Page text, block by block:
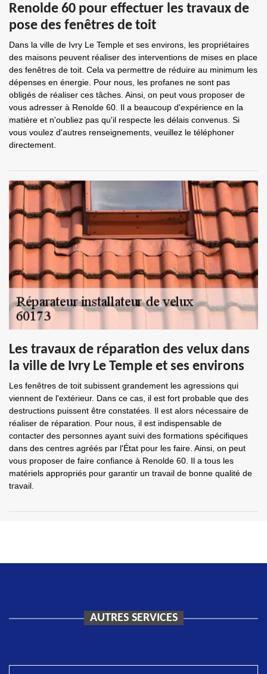
Renolde 60 pour effectuer les travaux de
pose des fenêtres de toit
Dans la ville de Ivry Le Temple et ses environs, les propriétaires
des maisons peuvent réaliser des interventions de mises en place
des fenêtres de toit. Cela va permettre de réduire au minimum les
dépenses en énergie. Pour nous, les profanes ne sont pas
obligés de réaliser ces tâches. Ainsi, on peut vous proposer de
vous adresser à Renolde 60. Il a beaucoup d'expérience en la
matière et n'oubliez pas qu'il respecte les délais convenus. Si
vous voulez d'autres renseignements, veuillez le téléphoner
directement.
Les travaux de réparation des velux dans
la ville de Ivry Le Temple et ses environs
Les fenêtres de toit subissent grandement les agressions qui
viennent de l'extérieur. Dans ce cas, il est fort probable que des
destructions puissent être constatées. Il est alors nécessaire de
réaliser de réparation. Pour nous, il est indispensable de
contacter des personnes ayant suivi des formations spécifiques
dans des centres agréés par l'État pour les faire. Ainsi, on peut
vous proposer de faire confiance à Renolde 60. Il a tous les
matériels appropriés pour garantir un travail de bonne qualité de
travail.
AUTRES SERVICES